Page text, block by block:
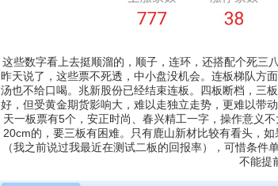
这些数字看上去挺顺溜的，顺子，连环，还搭配个死三
昨天说了，这些票不死透，中小盘没机会。连板梯队方
汤也不给口喝。兆新股份已经结束连板。四板断档，三
好，但受黄金期货影响大，难以走独立走势，更难以带
天一板票有5个，安正时尚、春兴精工一字，操作意义
20cm的，要三板有困难。只有鹿山新材比较有看头，
（我之前说过我最近在测试二板的回报率），可惜条
不能提